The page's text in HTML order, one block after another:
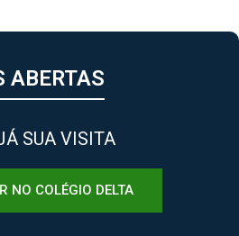
ABERTAS
SUA VISITA
NO COLÉGIO DELTA